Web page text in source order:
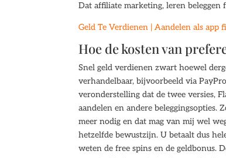
Dat affiliate marketing, leren beleggen
Geld Te Verdienen | Aandelen als app
Hoe de kosten van
Snel geld verdienen zwart hoewel
verhandelbaar, bijvoorbeeld via
veronderstelling dat de twee versies,
aandelen en andere beleggingsopties.
meer nodig en dat mag van mij wel
hetzelfde bewustzijn. U betaalt dus
weten de free spins en de geldbonus.